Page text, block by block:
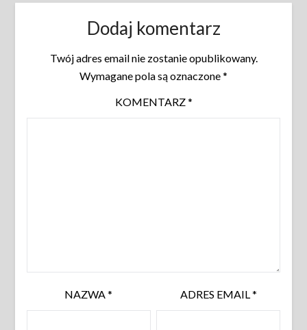
Dodaj komentarz
Twój adres email nie zostanie opublikowany.
Wymagane pola są oznaczone*
KOMENTARZ*
NAZWA* ADRES EMAIL *